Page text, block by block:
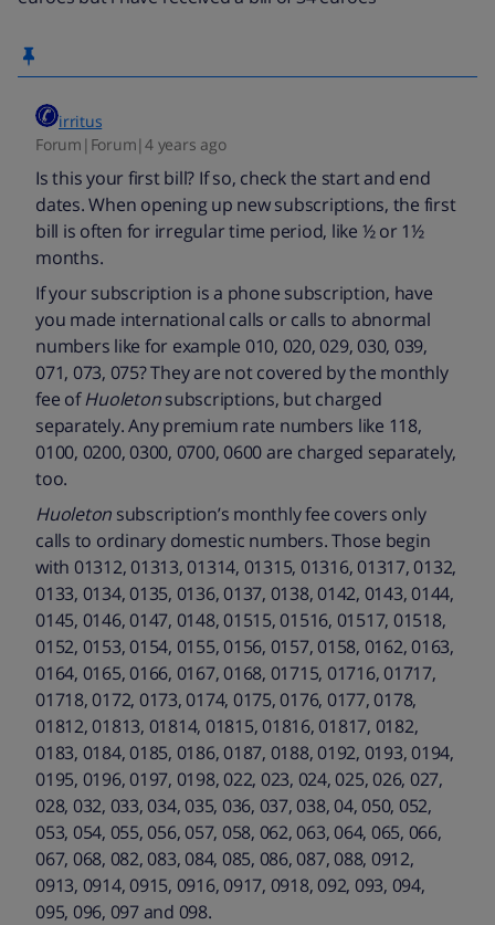
irritus
Forum|Forum|4 years ago
Is this your first bill? If so, check the start and end
dates. When opening up new subscriptions, the first
bill is often for irregular time period, like ½ or 1½
months.
If your subscription is a phone subscription, have
you made international calls or calls to abnormal
numbers like for example 010, 020, 029, 030, 039,
071, 073, 075? They are not covered by the monthly
fee ofHuoletonsubscriptions, but charged
separately. Any premium rate numbers like 118,
0100, 0200, 0300, 0700, 0600 are charged separately,
too.
Huoleton subscription’s monthly fee covers only
calls to ordinary domestic numbers. Those begin
with 01312, 01313, 01314, 01315, 01316, 01317, 0132,
0133, 0134, 0135, 0136, 0137, 0138, 0142, 0143, 0144,
0145, 0146, 0147, 0148, 01515, 01516, 01517, 01518,
0152, 0153, 0154, 0155, 0156, 0157, 0158, 0162, 0163,
0164, 0165, 0166, 0167, 0168, 01715, 01716, 01717,
01718, 0172, 0173, 0174, 0175, 0176, 0177, 0178,
01812, 01813, 01814, 01815, 01816, 01817, 0182,
0183, 0184, 0185, 0186, 0187, 0188, 0192, 0193, 0194,
0195, 0196, 0197, 0198, 022, 023, 024, 025, 026, 027,
028, 032, 033, 034, 035, 036, 037, 038, 04, 050, 052,
053, 054, 055, 056, 057, 058, 062, 063, 064, 065, 066,
067, 068, 082, 083, 084, 085, 086, 087, 088, 0912,
0913, 0914, 0915, 0916, 0917, 0918, 092, 093, 094,
095, 096, 097 and 098.